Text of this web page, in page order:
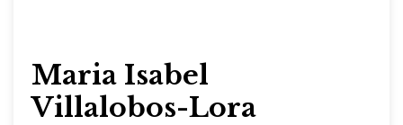
Maria Isabel
Villalobos-Lora